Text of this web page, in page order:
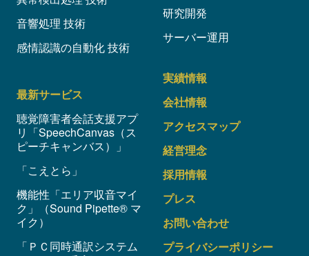
音響処理 技術
感情認識の自動化 技術
研究開発
サーバー運用
最新サービス
聴覚障害者会話支援アプ
リ「SpeechCanvas（ス
ピーチキャンバス）」
「こえとら」
機能性「エリア収音マイ
ク」（Sound Pipette® マ
イク）
「ＰＣ同時通訳システム
実績情報
会社情報
アクセスマップ
経営理念
採用情報
プレス
お問い合わせ
プライバシーポリシー